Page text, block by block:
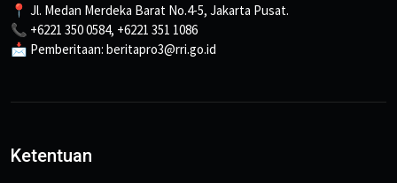
📍 Jl. Medan Merdeka Barat No.4-5, Jakarta Pusat.
📞 +6221 350 0584, +6221 351 1086
📩 Pemberitaan: beritapro3@rri.go.id
Ketentuan